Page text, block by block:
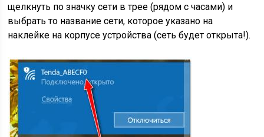
щелкнуть по значку сети в трее (рядом с часами) и
выбрать то название сети, которое указано на
наклейке на корпусе устройства (сеть будет открыта!).